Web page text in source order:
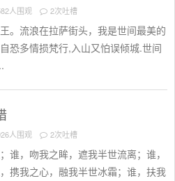
人围观 2次吐槽
。流浪在拉萨街头，我是世间最美的
恐多情损梵行,入山又怕误倾城.世间
人围观 2次吐槽
谁，吻我之眸，遮我半世流离；谁，
携我之心，融我半世冰霜；谁，扶我